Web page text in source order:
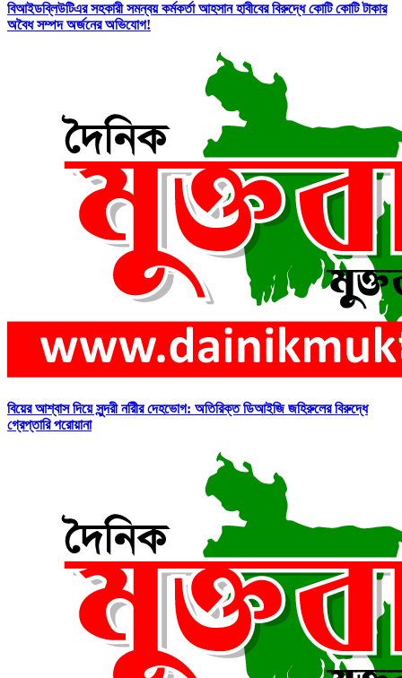
বিআইডব্লিউটিএর সহকারী সমন্বয় কর্মকর্তা আহসান হাবীবের বিরুদ্ধে কোটি কোটি টাকার
অবৈধ সম্পদ অর্জনের অভিযোগ!
বিয়ের আশ্বাস দিয়ে সুন্দরী নরিীর দেহভোগ: অতিরিক্ত ডিআইজি জহিরুলের বিরুদ্ধে
গ্রেপ্তারি পরোয়ানা